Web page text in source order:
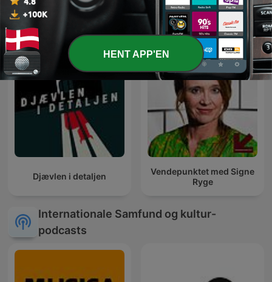
Anders og Matildes
Epstein-filerne
Djævlen i detaljen
Vendepunktet med Signe
Ryge
Internationale Samfund og kultur-
podcasts
HENT APP'EN